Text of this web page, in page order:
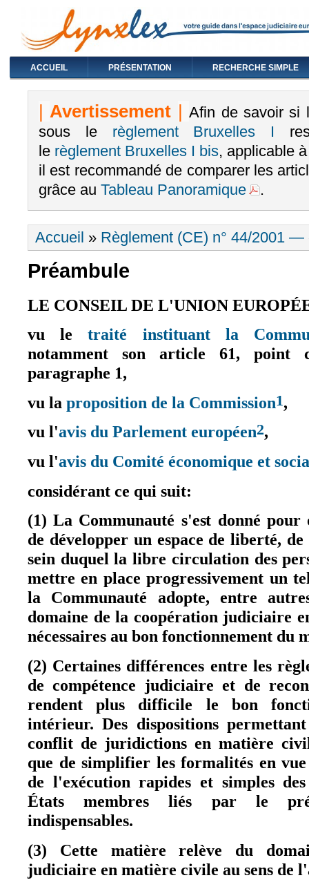
ACCUEIL PRÉSENTATION RECHERCHE SIMPLE
|Avertissement | Afin de savoir si
sous le règlement Bruxelles I
le règlement Bruxelles I bis, applicable
il est recommandé de comparer les
grâce au Tableau Panoramique .
Vous êtes ici
Accueil » Règlement (CE) n° 44/2001 —
Préambule
LE CONSEIL DE L'UNION
vu letraité instituant la
notamment son article 61,
paragraphe 1,
vu la proposition de la Commission(le lien
1,
vu l'avis du Parlement européen(le lien est
2,
vu l'avis du Comité économique et
considérant ce qui suit:
(1) La Communauté s'est donné
de développer un espace de liberté,
sein duquel la libre circulation des
mettre en place progressivement un
la Communauté adopte, entre
domaine de la coopération judiciaire
nécessaires au bon fonctionnement du
(2) Certaines différences entre les
de compétence judiciaire et de
rendent plus difficile le bon
intérieur. Des dispositions
conflit de juridictions en matière
que de simplifier les formalités en
de l'exécution rapides et simples
États membres liés par le
indispensables.
(3) Cette matière relève du
judiciaire en matière civile au sens de